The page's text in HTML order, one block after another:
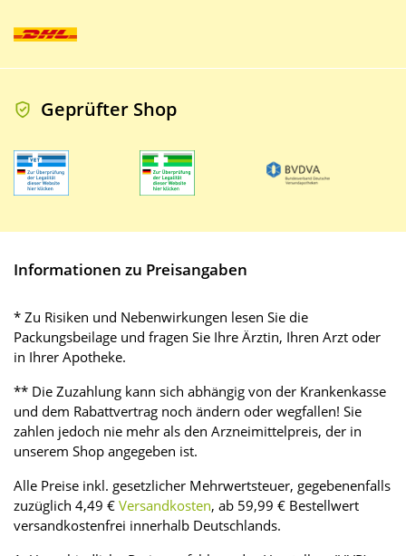
Geprüfter Shop
Informationen zu Preisangaben
* Zu Risiken und Nebenwirkungen lesen Sie die
Packungsbeilage und fragen Sie Ihre Ärztin, Ihren Arzt oder
in Ihrer Apotheke.
** Die Zuzahlung kann sich abhängig von der Krankenkasse
und dem Rabattvertrag noch ändern oder wegfallen! Sie
zahlen jedoch nie mehr als den Arzneimittelpreis, der in
unserem Shop angegeben ist.
Alle Preise inkl. gesetzlicher Mehrwertsteuer, gegebenenfalls
zuzüglich 4,49 € Versandkosten, ab 59,99 € Bestellwert
versandkostenfrei innerhalb Deutschlands.